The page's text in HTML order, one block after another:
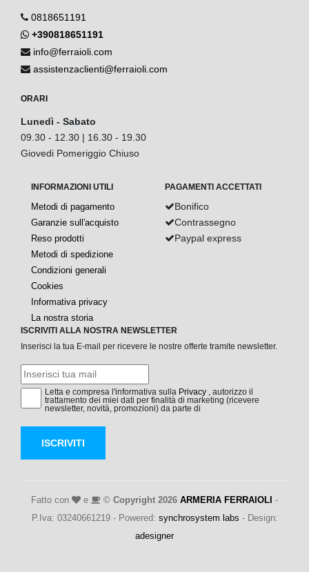
0818651191
+390818651191
info@ferraioli.com
assistenzaclienti@ferraioli.com
ORARI
Lunedì - Sabato
09.30 - 12.30 | 16.30 - 19.30
Giovedi Pomeriggio Chiuso
INFORMAZIONI UTILI
Metodi di pagamento
Garanzie sull'acquisto
Reso prodotti
Metodi di spedizione
Condizioni generali
Cookies
Informativa privacy
La nostra storia
PAGAMENTI ACCETTATI
Bonifico
Contrassegno
Paypal express
ISCRIVITI ALLA NOSTRA NEWSLETTER
Inserisci la tua E-mail per ricevere le nostre offerte tramite newsletter.
Letta e compresa l'informativa sulla Privacy , autorizzo il
trattamento dei miei dati per finalità di marketing (ricevere
newsletter, novità, promozioni) da parte di
ISCRIVITI
Fatto con e © Copyright 2026 ARMERIA FERRAIOLI -
P.Iva: 03240661219 - Powered: synchrosystem labs - Design:
adesigner